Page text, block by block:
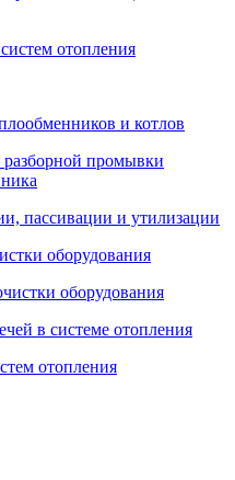
отопления
и котлов
разборной промывки
пассивации и утилизации
оборудования
оборудования
в системе отопления
отопления